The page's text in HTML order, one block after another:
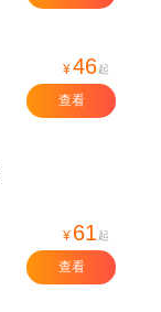
¥46起
查看
¥ 61 起
查看